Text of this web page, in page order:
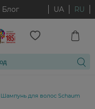
Блог UA RU
Шампунь для волос Schauma